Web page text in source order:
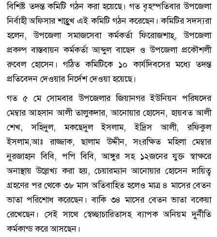
বিশিষ্ট তদন্ত কমিটি গঠন করা হয়েছে। গত বৃহস্পতিবার উপজেলা
নির্বাহী অফিসার শাহ্রুখ এই কমিটি গঠন করেছেন। কমিটির সদস্যরা
হলেন, উপজেলা সমাজসেবা কর্মকর্তা ফিরোজশাহ্, উপজেলা
প্রকল্প বাস্তবায়ন কর্মকর্তা আব্দুল বাছেদ ও উপজেলা প্রকৌশলী
রুবেল হোসেন। গঠিত কমিটিকে ১০ কার্যদিবসের মধ্যে তদন্ত
প্রতিবেদন দেওয়ার নির্দেশ দেওয়া হয়েছে।
গত ৫ মে সোমবার উপজেলার জিয়ানগর ইউনিয়ন পরিষদের
মেম্বার আহসান আলী তালুকদার, আনোয়ার হোসেন, হায়বত আলী
শেখ, সহিদুল, মকছেদুল ইসলাম, ইদ্রিস আলী, রফিকুল
ইসলাম,আঃ রাজ্জাক, ছালাম উদ্দীন, সংরক্ষিত মহিলা মেম্বার
নুরজাহান বিবি, পপি বিবি, আঙ্গুর সহ ১২জনের যুক্ত স্বাক্ষরে
অনাস্থায় উল্লেখ্য করা হয়, চেয়ারম্যান আনোয়ার হোসেন দায়িত্ব
গ্রহণের পর থেকে ৩৮ মাস অতিবাহিত হলেও মাত্র ৪ মাসের বেতন
ভাতা পরিশোধ করেছেন। বাকি ৩৪ মাসের বেতন ভাতা বকেয়া
রেখেছেন। সেই সাথে স্বেচ্ছাচারিতাসহ ব্যাপক অনিয়ম দুর্নীতি
কর্মকান্ড করে আসছেন।